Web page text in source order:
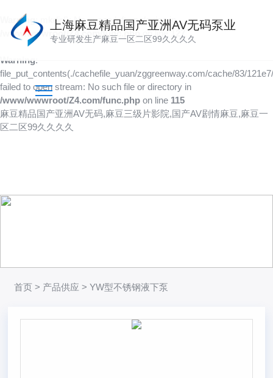
Warning: mkdir(): No space left on device in
/www/wwwroot/Z4.com/func.php
on line 127
Warning:
file_put_contents(./cachefile_yuan/zggreenway.com/cache/83/
failed to open stream: No such file or directory in
/www/wwwroot/Z4.com/func.php on line 115
麻豆精品国产亚洲AV无码,麻豆三级片影院,国产AV剧情麻豆,麻豆一
区二区99久久久久
上海麻豆精品国产亚洲AV无码泵业
专业研发生产麻豆一区二区99久久久久
首页 > 产品供应 > YW型不锈钢液下泵